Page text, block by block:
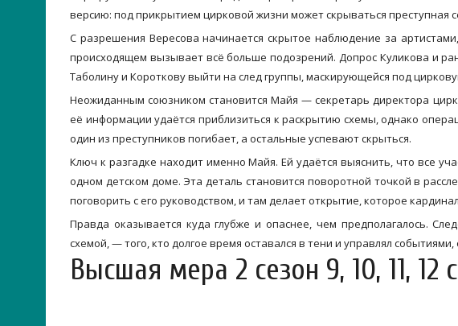
версию: под прикрытием цирковой жизни может скрываться преступная
С разрешения Вересова начинается скрытое наблюдение за
происходящем вызывает всё больше подозрений. Допрос Куликова и
Таболину и Короткову выйти на след группы, маскирующейся под
Неожиданным союзником становится Майя — секретарь директора
её информации удаётся приблизиться к раскрытию схемы, однако
один из преступников погибает, а остальные успевают скрыться.
Ключ к разгадке находит именно Майя. Ей удаётся выяснить, что все
одном детском доме. Эта деталь становится поворотной точкой в
поговорить с его руководством, и там делает открытие, которое
Правда оказывается куда глубже и опаснее, чем предполагалось.
схемой, — того, кто долгое время оставался в тени и управлял
Высшая мера 2 сезон 9, 10, 11, 12